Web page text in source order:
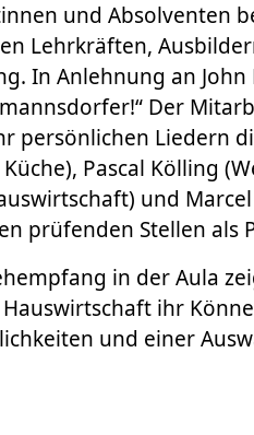
und Absolventen
Lehrkräften,
In Anlehnung an John
Der
persönlichen Liedern
Pascal Kölling
und
prüfenden Stellen als
in der Aula
ihr
und einer